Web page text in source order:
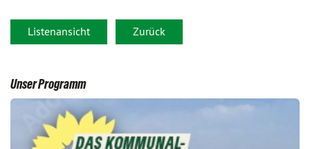
Listenansicht Zurück
Unser Programm